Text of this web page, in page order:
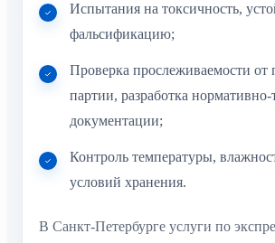
Испытания на токсичность,
фальсификацию;
Проверка прослеживаемости от
партии, разработка нормативно-
документации;
Контроль температуры,
условий хранения.
В Санкт-Петербурге услуги по